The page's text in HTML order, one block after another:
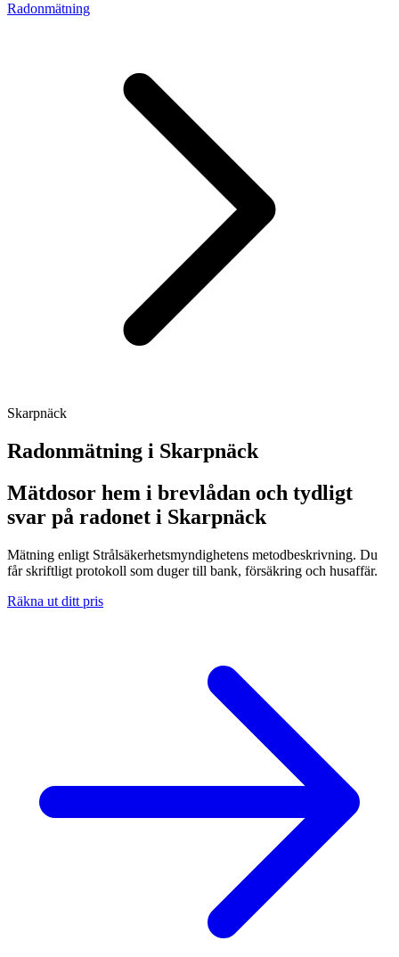
Radonmätning
Skarpnäck
Radonmätning i Skarpnäck
Mätdosor hem i brevlådan och tydligt
svar på radonet i Skarpnäck
Mätning enligt Strålsäkerhetsmyndighetens metodbeskrivning. Du
får skriftligt protokoll som duger till bank, försäkring och husaffär.
Räkna ut ditt pris